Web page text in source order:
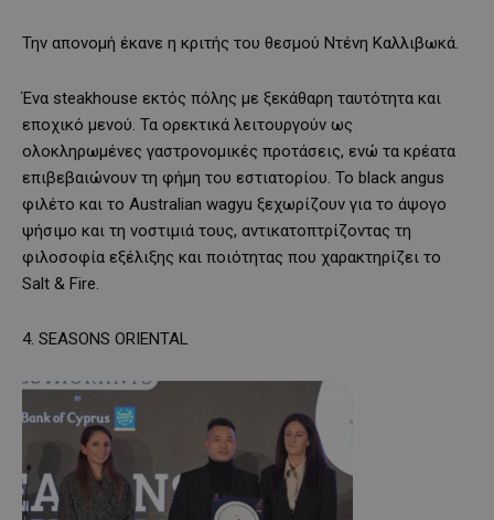
Την απονομή έκανε η κριτής του θεσμού Ντένη Καλλιβωκά.
Ένα steakhouse εκτός πόλης με ξεκάθαρη ταυτότητα και
εποχικό μενού. Τα ορεκτικά λειτουργούν ως
ολοκληρωμένες γαστρονομικές προτάσεις, ενώ τα κρέατα
επιβεβαιώνουν τη φήμη του εστιατορίου. Το black angus
φιλέτο και το Australian wagyu ξεχωρίζουν για το άψογο
ψήσιμο και τη νοστιμιά τους, αντικατοπτρίζοντας τη
φιλοσοφία εξέλιξης και ποιότητας που χαρακτηρίζει το
Salt & Fire.
4. SEASONS ORIENTAL